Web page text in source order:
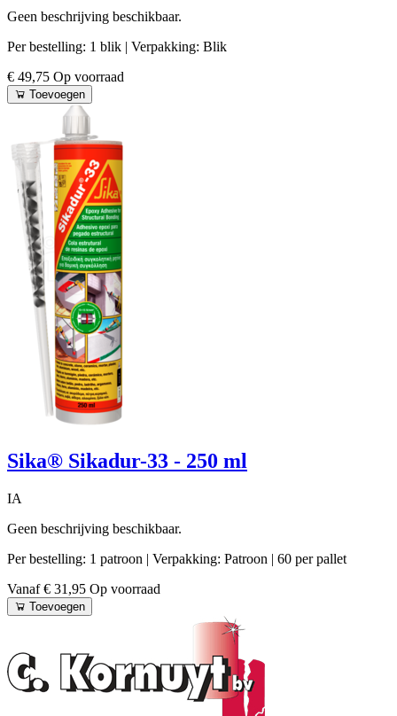
Geen beschrijving beschikbaar.
Per bestelling: 1 blik | Verpakking: Blik
€ 49,75 Op voorraad
Toevoegen
Sika® Sikadur-33 - 250 ml
IA
Geen beschrijving beschikbaar.
Per bestelling: 1 patroon | Verpakking: Patroon | 60 per pallet
Vanaf € 31,95 Op voorraad
Toevoegen